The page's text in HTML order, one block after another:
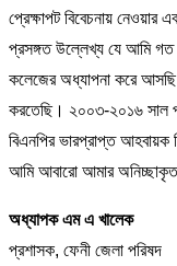
প্রেক্ষাপট বিবেচনায় নেওয়ার
প্রসঙ্গত উল্লেখ্য যে আমি গত
কলেজের অধ্যাপনা করে
করতেছি। ২০০৩-২০১৬ সাল
বিএনপির ভারপ্রাপ্ত আহবায়ক
আমি আবারো আমার অনিচ্ছাকৃত
অধ্যাপক এম এ খালেক
প্রশাসক, ফেনী জেলা পরিষদ